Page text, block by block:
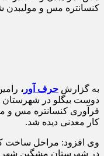
کنسانتره مس و مولیبدن
به گزارش حرف آور ،
دوست بیگلو در شهرستان
فرآوری کنسانتره مس و
کار معدنی دیده شد.
وی افزود: مراحل ساخت
در شهرستان مشگین شهر